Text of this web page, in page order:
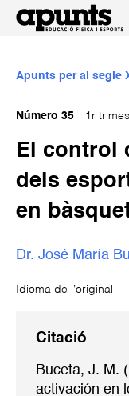
Apunts per al segle
Número 35 1r
El control
dels
en
Dr. José María
Idioma de l’original
Citació
Buceta, J. M.
activación en